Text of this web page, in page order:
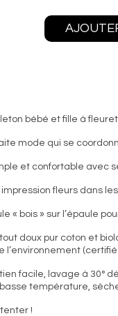
bébé et fille à
mode qui se
et confortable avec
impression fleurs dans
« bois » sur l’épaule
doux pur coton et
l’environnement (certifié
facile, lavage à 30°
température,
!